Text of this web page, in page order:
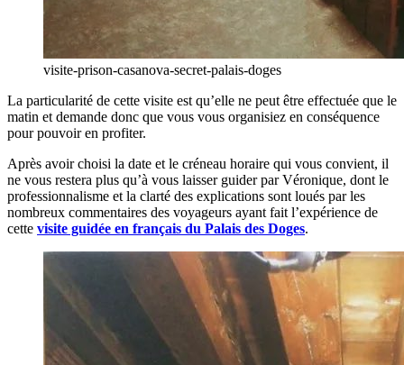
visite-prison-casanova-secret-palais-doges
La particularité de cette visite est qu’elle ne peut être effectuée que le
matin et demande donc que vous vous organisiez en conséquence
pour pouvoir en profiter.
Après avoir choisi la date et le créneau horaire qui vous convient, il
ne vous restera plus qu’à vous laisser guider par Véronique, dont le
professionnalisme et la clarté des explications sont loués par les
nombreux commentaires des voyageurs ayant fait l’expérience de
cette visite guidée en français du Palais des Doges.